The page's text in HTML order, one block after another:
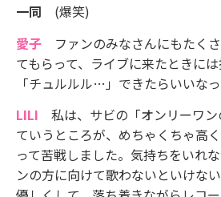
一同 (爆笑)
愛子 ファンのみなさんにもたく
てもらって、ライブに来たときに
「チュルルル…」できたらいいな
LILI 私は、サビの「オンリーワ
ていうところが、めちゃくちゃ高
って苦戦しました。気持ちをいれ
ンの方に向けて歌わないといけな